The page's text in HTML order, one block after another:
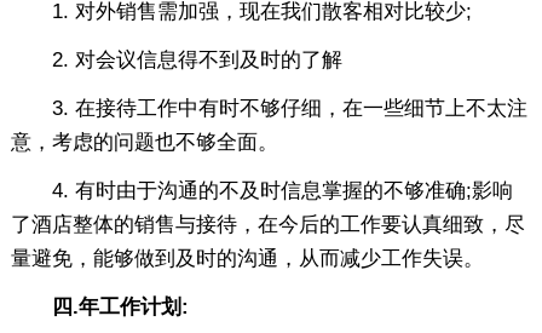
1. 对外销售需加强，现在我们散客相对比较少;
2. 对会议信息得不到及时的了解
3. 在接待工作中有时不够仔细，在一些细节上不太注
意，考虑的问题也不够全面。
4. 有时由于沟通的不及时信息掌握的不够准确;影响
了酒店整体的销售与接待，在今后的工作要认真细致，尽
量避免，能够做到及时的沟通，从而减少工作失误。
四.年工作计划: